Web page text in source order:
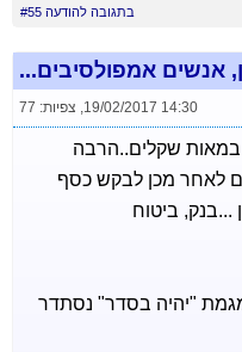
בתגובה להודעה #55
אנשים אמפולסיבים...
19/02/2017 14:30
, צפיות: 77
במאות שקלים..הרבה
לאחר מכן לבקש כסף
ביטוח
מגמת "יהיה בסדר" נסתדר